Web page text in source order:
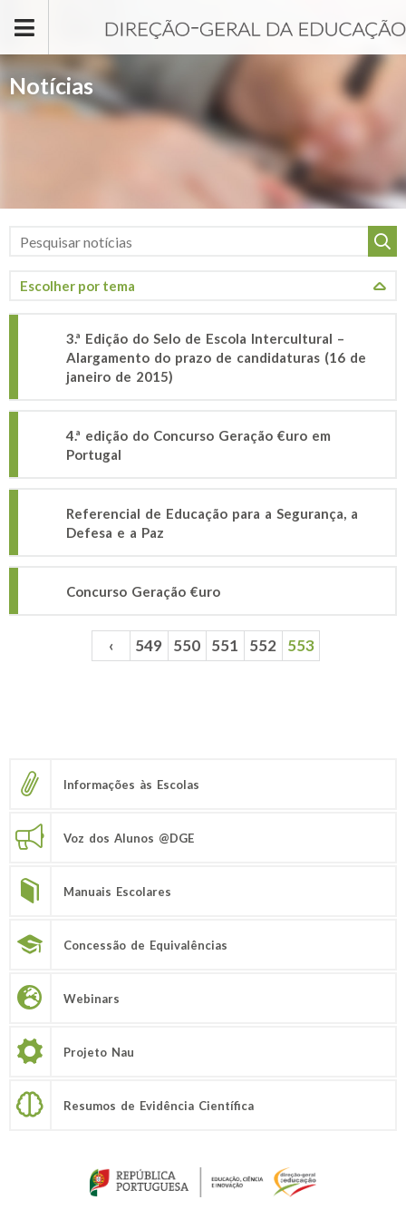
Notícias
3.ª Edição do Selo de Escola Intercultural –
Alargamento do prazo de candidaturas (16 de
janeiro de 2015)
4.ª edição do Concurso Geração €uro em
Portugal
Referencial de Educação para a Segurança, a
Defesa e a Paz
Concurso Geração €uro
‹ 549 550 551 552 553
Informações às Escolas
Voz dos Alunos @DGE
Manuais Escolares
Concessão de Equivalências
Webinars
Projeto Nau
Resumos de Evidência Científica